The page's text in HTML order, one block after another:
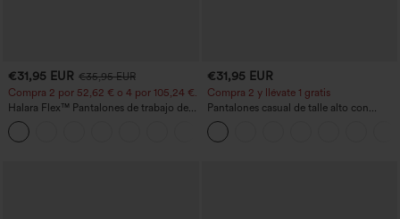
€31,95 EUR €35,95 EUR
Compra 2 por 52,62 € o 4 por 105,24 €.
Halara Flex™ Pantalones de trabajo de
talle alto, moldeadores del cuerpo, que
estilizan la cintura, con bolsillos, de
pierna ancha en micro‑waffle
€31,95 EUR
Compra 2 y llévate 1 gratis
Pantalones casual de talle alto con
cordón, pernera ancha, en mezcla de
lino y con bolsillos